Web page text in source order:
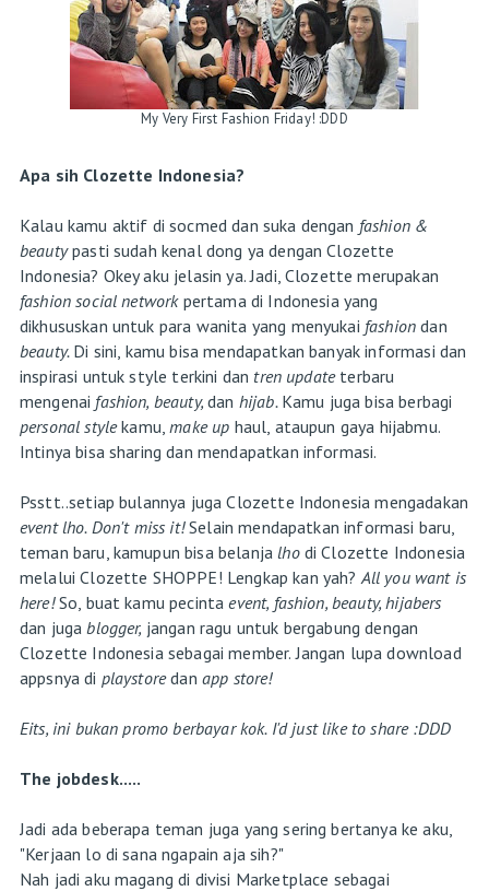
My Very First Fashion Friday! :DDD
Apa sih Clozette Indonesia?
Kalau kamu aktif di socmed dan suka dengan fashion &
beautypasti sudah kenal dong ya dengan Clozette
Indonesia? Okey aku jelasin ya. Jadi, Clozette merupakan
fashion social network pertama di Indonesia yang
dikhususkan untuk para wanita yang menyukai fashiondan
beauty. Di sini, kamu bisa mendapatkan banyak informasi dan
inspirasi untuk style terkini dan tren update terbaru
mengenai fashion, beauty,dan hijab. Kamu juga bisa berbagi
personal stylekamu, make up haul, ataupun gaya hijabmu.
Intinya bisa sharing dan mendapatkan informasi.
Psstt..setiap bulannya juga Clozette Indonesia mengadakan
event lho. Don't miss it!Selain mendapatkan informasi baru,
teman baru, kamupun bisa belanjalho di Clozette Indonesia
melalui Clozette SHOPPE! Lengkap kan yah? All you want is
here!So, buat kamu pecintaevent, fashion, beauty, hijabers
dan jugablogger, jangan ragu untuk bergabung dengan
Clozette Indonesia sebagai member. Jangan lupa download
appsnya di playstoredan app store!
Eits, ini bukan promo berbayar kok. I'd just like to share :DDD
The jobdesk.....
Jadi ada beberapa teman juga yang sering bertanya ke aku,
"Kerjaan lo di sana ngapain aja sih?"
Nah jadi aku magang di divisi Marketplace sebagai